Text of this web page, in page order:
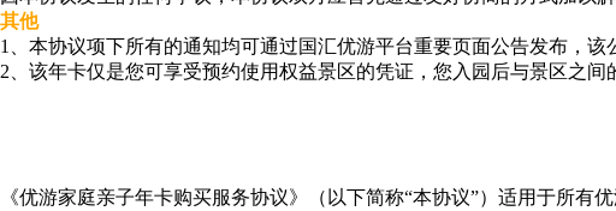
其他
1、本协议项下所有的通知均可通过国汇优游平台重要页面公告发布，该
2、该年卡仅是您可享受预约使用权益景区的凭证，您入园后与景区之间
《优游家庭亲子年卡购买服务协议》（以下简称“本协议”）适用于所